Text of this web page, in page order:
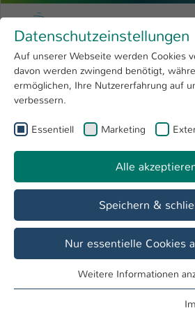
Menu
Forschung
Hochschule
International
Zum Hauptinhalt springen
Hochschule Kaiserslautern
Sie sind hier: Diversitätsmanagement
Diversitätsmanagement
Übersicht Info & Beratung
Schutz vor Diskriminierung
Belästigung
Datenschutzeinstellungen
Auf unserer Webseite werden Cookies
davon werden zwingend benötigt,
ermöglichen, Ihre Nutzererfahrung auf
verbessern.
Essentiell Marketing
Alle
Speichern &
Nur essentielle Cookies
Essentielle Cookies werden für
Weitere Informationen